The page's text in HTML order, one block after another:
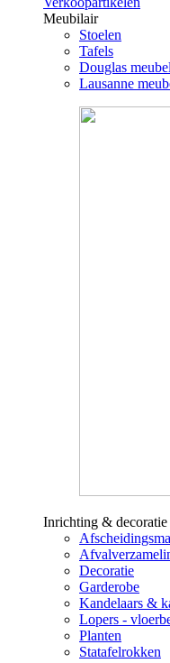
Meubilair
Stoelen
Tafels
Douglas
Lausanne
Inrichting & decoratie
Decoratie
Garderobe
Kandelaars &
Lopers -
Planten
Statafelrokken